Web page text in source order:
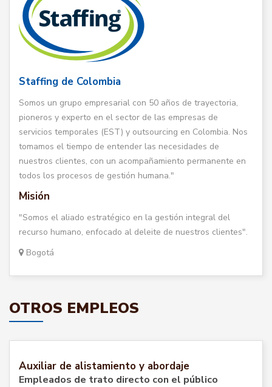
Staffing de Colombia
Somos un grupo empresarial con 50 años de trayectoria,
pioneros y experto en el sector de las empresas de
servicios temporales (EST) y outsourcing en Colombia. Nos
tomamos el tiempo de entender las necesidades de
nuestros clientes, con un acompañamiento permanente en
todos los procesos de gestión humana."
Misión
"Somos el aliado estratégico en la gestión integral del
recurso humano, enfocado al deleite de nuestros clientes".
Bogotá
OTROS EMPLEOS
Auxiliar de alistamiento y abordaje
Empleados de trato directo con el público